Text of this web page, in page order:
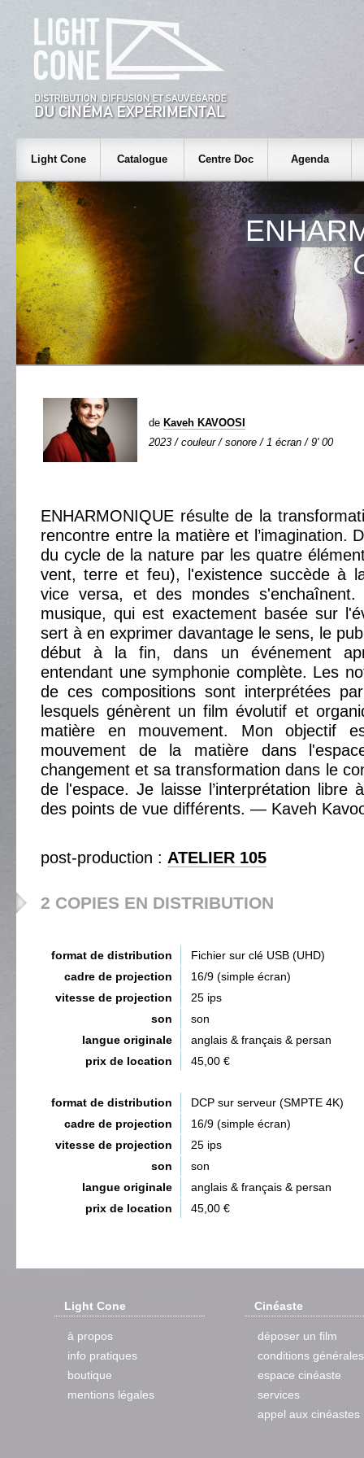
Light Cone Catalogue Centre Doc Agenda
de Kaveh KAVOOSI
2023 / couleur / sonore / 1 écran / 9' 00
ENHARMONIQUE résulte de la
rencontre entre la matière et l’imagination.
du cycle de la nature par les quatre
vent, terre et feu), l'existence succède à
vice versa, et des mondes
musique, qui est exactement basée sur
sert à en exprimer davantage le sens, le
début à la fin, dans un événement
entendant une symphonie complète. Les
de ces compositions sont interprétées
lesquels génèrent un film évolutif et
matière en mouvement. Mon objectif
mouvement de la matière dans
changement et sa transformation dans le
de l'espace. Je laisse l’interprétation libre
des points de vue différents. — Kaveh
post-production : ATELIER 105
2 COPIES EN DISTRIBUTION
format de distribution
Fichier sur clé USB (UHD)
cadre de projection
16/9 (simple écran)
vitesse de projection
25 ips
son
son
langue originale
anglais & français & persan
prix de location
45,00 €
format de distribution
DCP sur serveur (SMPTE 4K)
cadre de projection
16/9 (simple écran)
vitesse de projection
25 ips
son
son
langue originale
anglais & français & persan
prix de location
45,00 €
Light Cone
à propos
info pratiques
boutique
mentions légales
Cinéaste
déposer un film
conditions générales
espace cinéaste
services
appel aux cinéastes